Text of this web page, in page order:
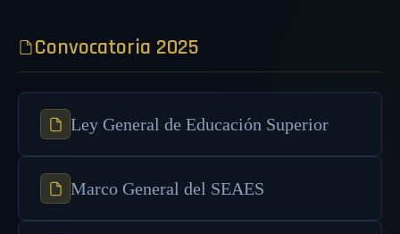
Convocatoria 2025
Ley General de Educación Superior
Marco General del SEAES